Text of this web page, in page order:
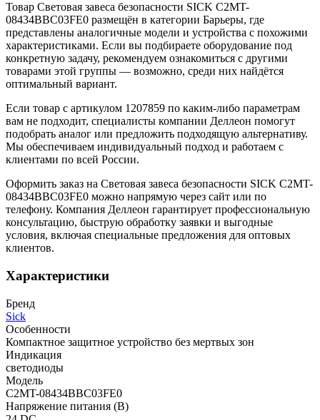
Товар Световая завеса безопасности SICK C2MT-
08434BBC03FE0 размещён в категории Барьеры, где
представлены аналогичные модели и устройства с похожими
характеристиками. Если вы подбираете оборудование под
конкретную задачу, рекомендуем ознакомиться с другими
товарами этой группы — возможно, среди них найдётся
оптимальный вариант.
Если товар с артикулом 1207859 по каким-либо параметрам
вам не подходит, специалисты компании Деллеон помогут
подобрать аналог или предложить подходящую альтернативу.
Мы обеспечиваем индивидуальный подход и работаем с
клиентами по всей России.
Оформить заказ на Световая завеса безопасности SICK C2MT-
08434BBC03FE0 можно напрямую через сайт или по
телефону. Компания Деллеон гарантирует профессиональную
консультацию, быструю обработку заявки и выгодные
условия, включая специальные предложения для оптовых
клиентов.
Характеристики
Бренд
Sick
Особенности
Компактное защитное устройство без мертвых зон
Индикация
светодиоды
Модель
C2MT-08434BBC03FE0
Напряжение питания (В)